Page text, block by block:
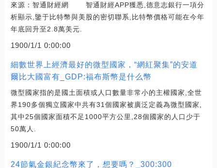
來源：智通財經網 智通財經APP獲悉,德意志銀行一項分
析顯示,鑒于比特幣與美股的密切聯系,比特幣價格可能在今年
年底回升至2.8萬美元.
1900/1/1 0:00:00
細數世界上經濟最好的微型國家，“網紅聚集”的安道
爾比大國富有_GDP:福布斯幣是什么幣
微型國家指的是國土面積或人口數量非常小的主權國家,全世
界190多個獨立國家中共有31個國家被廣泛定義為微型國家,
其中25個國家面積不足1000平方公里,28個國家的人口少于
50萬人.
1900/1/1 0:00:00
24節氣金銀紀念幣來了，想要嗎？_300:300